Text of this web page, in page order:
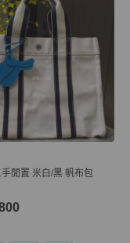
閒置 米白/黑 帆布包